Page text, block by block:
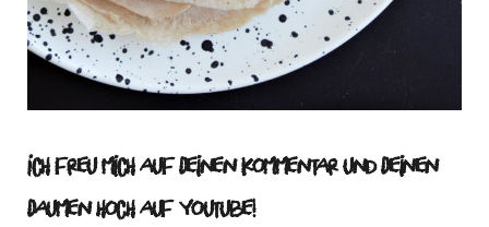
Ich freu mich auf Deinen Kommentar und Deinen
Daumen hoch auf Youtube!